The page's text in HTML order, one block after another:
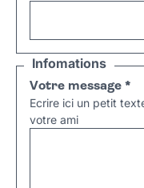
Infomations
Votre message *
Ecrire ici un petit
votre ami